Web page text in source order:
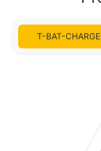
T-BAT-